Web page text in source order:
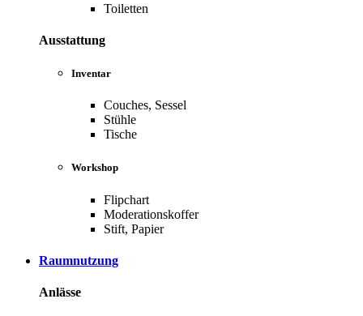
Toiletten
Ausstattung
Inventar
Couches, Sessel
Stühle
Tische
Workshop
Flipchart
Moderationskoffer
Stift, Papier
Raumnutzung
Anlässe